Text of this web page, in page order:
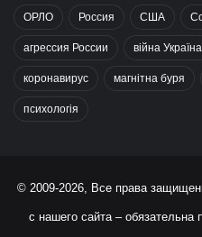
ОРЛО Россия США
агрессия России війна Україна
коронавирус магнітна буря
психологія
© 2009-2026, Все права
с нашего сайта – обязательна